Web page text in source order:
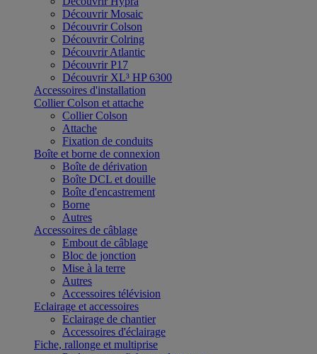
Découvrir Mosaic
Découvrir Colson
Découvrir Colring
Découvrir Atlantic
Découvrir P17
Découvrir XL³ HP 6300
Accessoires d'installation
Collier Colson et attache
Collier Colson
Attache
Fixation de conduits
Boîte et borne de connexion
Boîte de dérivation
Boîte DCL et douille
Boîte d'encastrement
Borne
Autres
Accessoires de câblage
Embout de câblage
Bloc de jonction
Mise à la terre
Autres
Accessoires télévision
Eclairage et accessoires
Eclairage de chantier
Accessoires d'éclairage
Fiche, rallonge et multiprise